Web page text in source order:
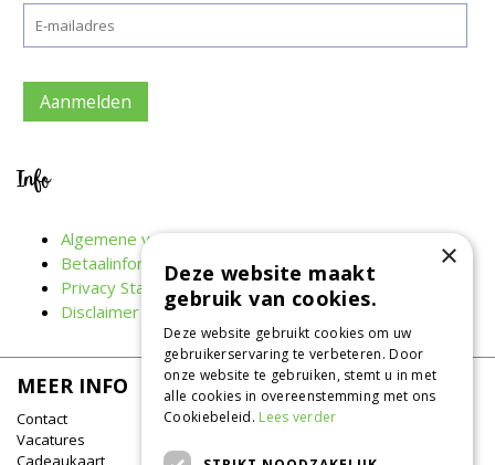
Info
Algemene voorwaarden
Betaalinformatie
Privacy Statement
Disclaimer
MEER INFO
Contact
Vacatures
Cadeaukaart
×
Deze website maakt
gebruik van cookies.
Deze website gebruikt cookies om uw
gebruikerservaring te verbeteren. Door
onze website te gebruiken, stemt u in met
alle cookies in overeenstemming met ons
Cookiebeleid. Lees verder